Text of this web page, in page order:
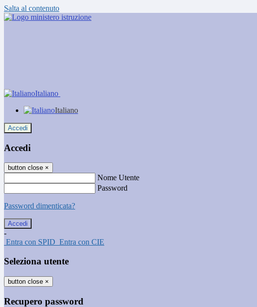
Salta al contenuto
Italiano
Italiano
Accedi
Accedi
button close ×
Nome Utente
Password
Password dimenticata?
-
Entra con SPID Entra con CIE
Seleziona utente
button close ×
Recupero password